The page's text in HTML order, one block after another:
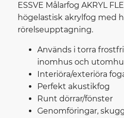
ESSVE Målarfog AKRYL
högelastisk akrylfog med
rörelseupptagning.
Används i torra
inomhus och
Interiöra/exteriöra
Perfekt akustikfog
Runt dörrar/fönster
Genomföringar,